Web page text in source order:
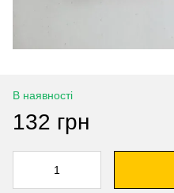
В наявності
132 грн